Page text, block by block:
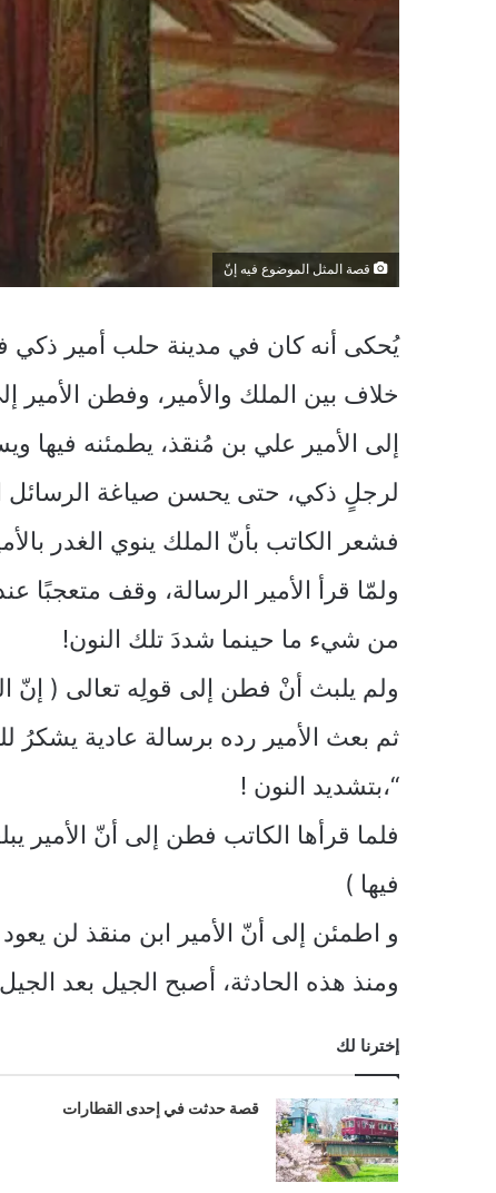
قصة المثل الموضوع فيه إنّ
يُحكى أنه كان في مدينة حلب أمير
خلاف بين الملك والأمير، وفطن
إلى الأمير علي بن مُنقذ، يطمئنه فيها
لرجلٍ ذكي، حتى يحسن صياغة الرسائل
فشعر الكاتب بأنّ الملك ينوي الغدر
ولمّا قرأ الأمير الرسالة، وقف متعجبًا
من شيء ما حينما شددَ تلك النون!
ولم يلبث أنْ فطن إلى قولِه تعالى ( إنّ
ثم بعث الأمير رده برسالة عادية يشكرُ
“،بتشديد النون !
فلما قرأها الكاتب فطن إلى أنّ الأمير
فيها )
و اطمئن إلى أنّ الأمير ابن منقذ لن
ومنذ هذه الحادثة، أصبح الجيل بعد
إخترنا لك
قصة حدثت في إحدى القطارات